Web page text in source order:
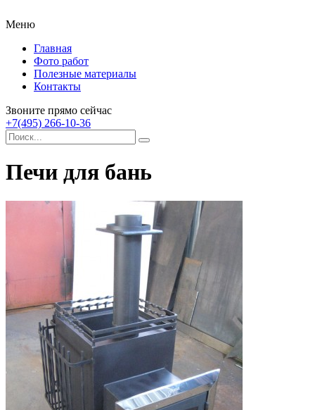
Меню
Главная
Фото работ
Полезные материалы
Контакты
Звоните прямо сейчас
+7(495) 266-10-36
Печи для бань